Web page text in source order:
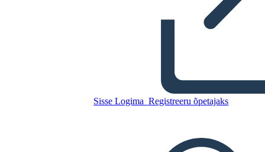
Sisse Logima Registreeru õpetajaks